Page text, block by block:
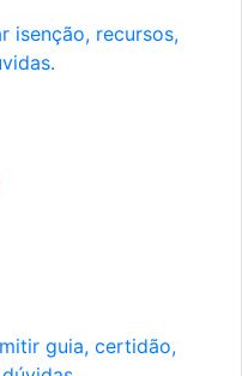
isenção, recursos,
guia, certidão,